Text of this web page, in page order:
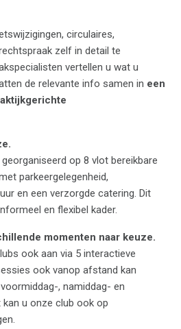
circulaires,
zelf in detail te
vertellen u wat u
de relevante info samen in een
op 8 vlot bereikbare
parkeergelegenheid,
en een verzorgde catering. Dit
en flexibel kader.
momenten naar keuze.
ook aan via 5 interactieve
ook vanop afstand kan
, namiddag- en
u onze club ook op